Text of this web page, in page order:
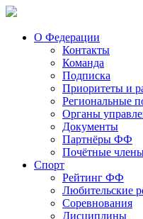
О Федерации
Контакты
Команда
Подписка
Приоритеты и
Региональные
Органы
Документы
Партнёры ФФ
Почётные
Спорт
Рейтинг ФФ
Любительские
Соревнования
Дисциплины